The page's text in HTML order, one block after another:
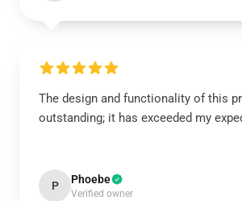
The design and functionality of this
outstanding; it has exceeded my
P Phoebe
Verified owner